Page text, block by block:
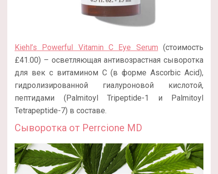
Kiehl’s Powerful Vitamin C Eye Serum (стоимость
£41.00) – осветляющая антивозрастная сыворотка
для век с витамином С (в форме Ascorbic Acid),
гидролизированной гиалуроновой кислотой,
пептидами (Palmitoyl Tripeptide-1 и Palmitoyl
Tetrapeptide-7) в составе.
Сыворотка от Perrcione MD